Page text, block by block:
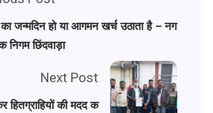
जन्मदिन हो या आगमन खर्च उठाता है – नग
निगम छिंदवाड़ा
Next Post
हितग्राहियों की मदद क